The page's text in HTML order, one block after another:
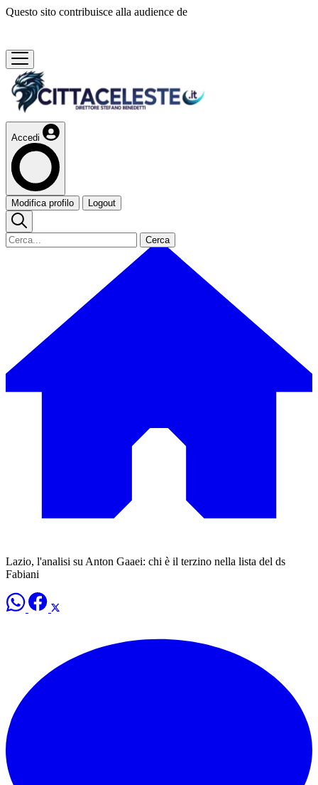
Questo sito contribuisce alla audience de
Accedi
Modifica profilo Logout
Cerca
Lazio, l'analisi su Anton Gaaei: chi è il terzino nella lista del ds
Fabiani